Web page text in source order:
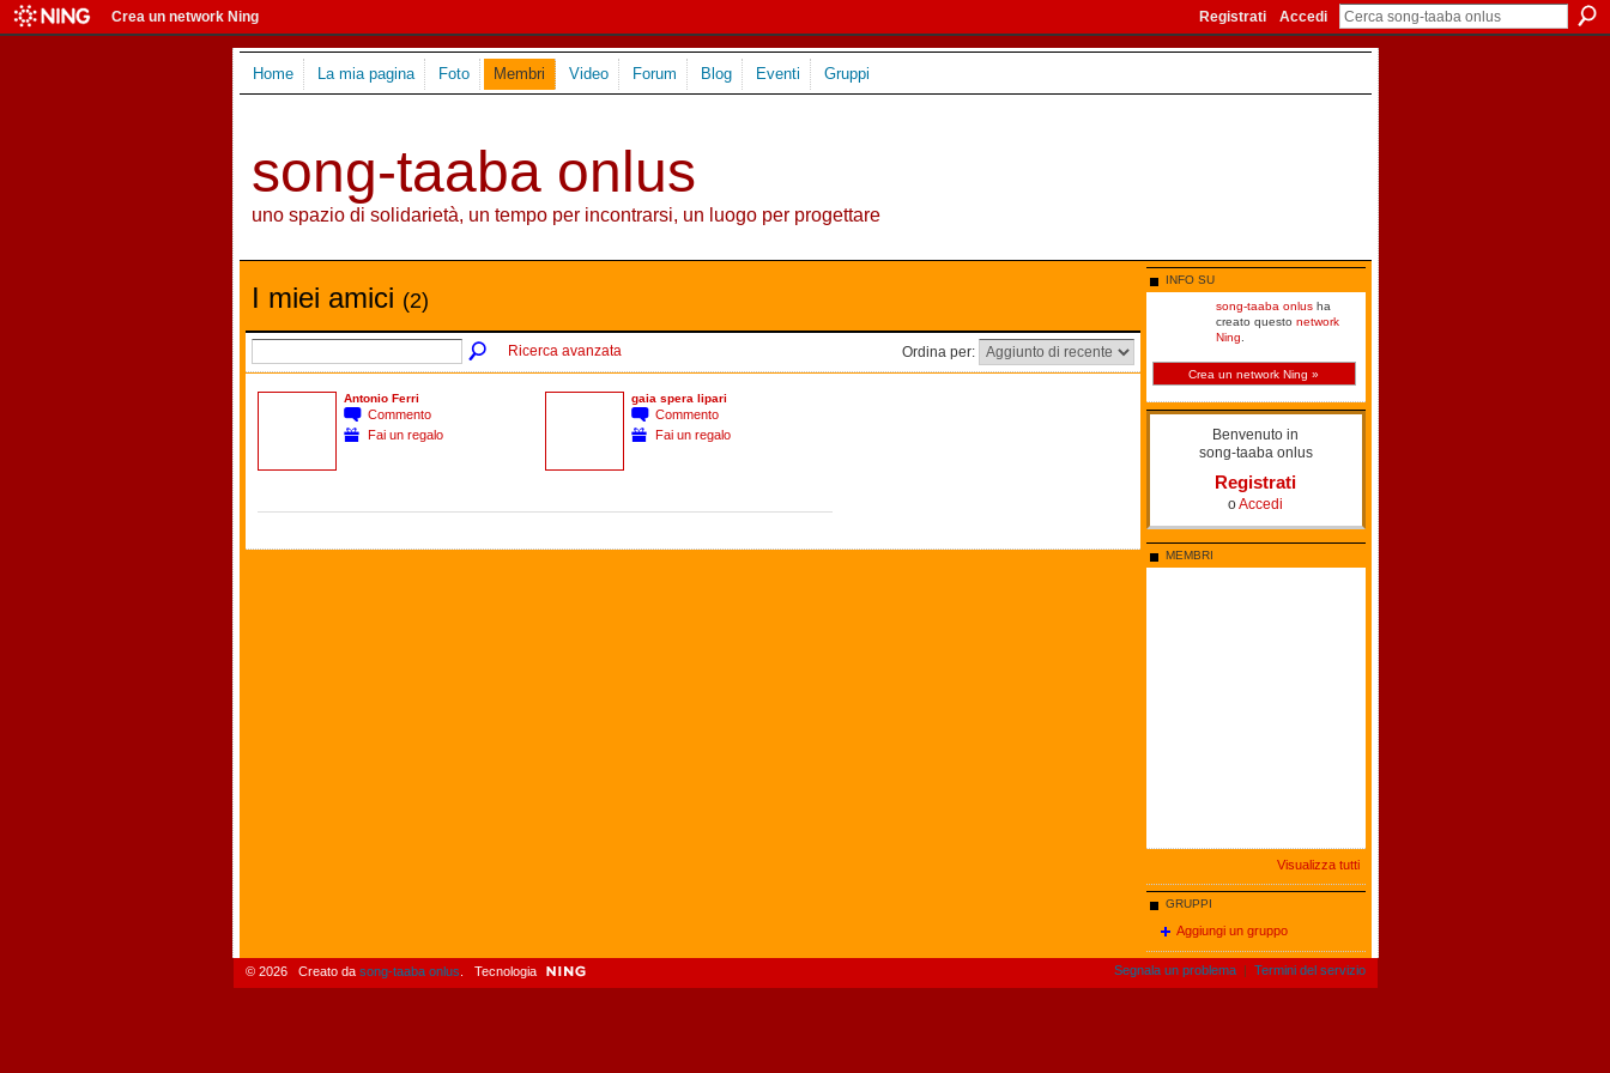
Crea un network Ning Registrati Accedi
song-taaba onlus
uno spazio di solidarietà, un tempo per incontrarsi, un luogo per progettare
Home La mia pagina Foto Membri Video Forum Blog Eventi Gruppi
I miei amici (2)
Ricerca avanzata Ordina per:
Antonio Ferri
Commento
Fai un regalo
gaia spera lipari
Commento
Fai un regalo
INFO SU
song-taaba onlusha
creato questo network
Ning
Crea un network Ning »
Benvenuto in
song-taaba onlus
Registrati
oAccedi
MEMBRI
Visualizza tutti
GRUPPI
Aggiungi un gruppo
© 2026 Creato da song-taaba onlus . Tecnologia Segnala un problema| Termini del servizio